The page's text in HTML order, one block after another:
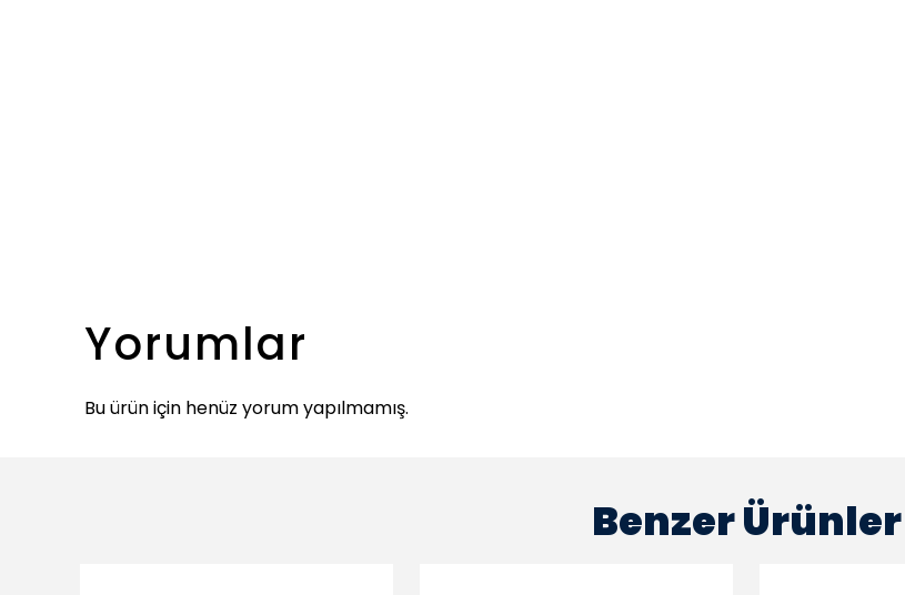
Yorumlar
Bu ürün için henüz yorum yapılmamış.
Benzer Ürünler